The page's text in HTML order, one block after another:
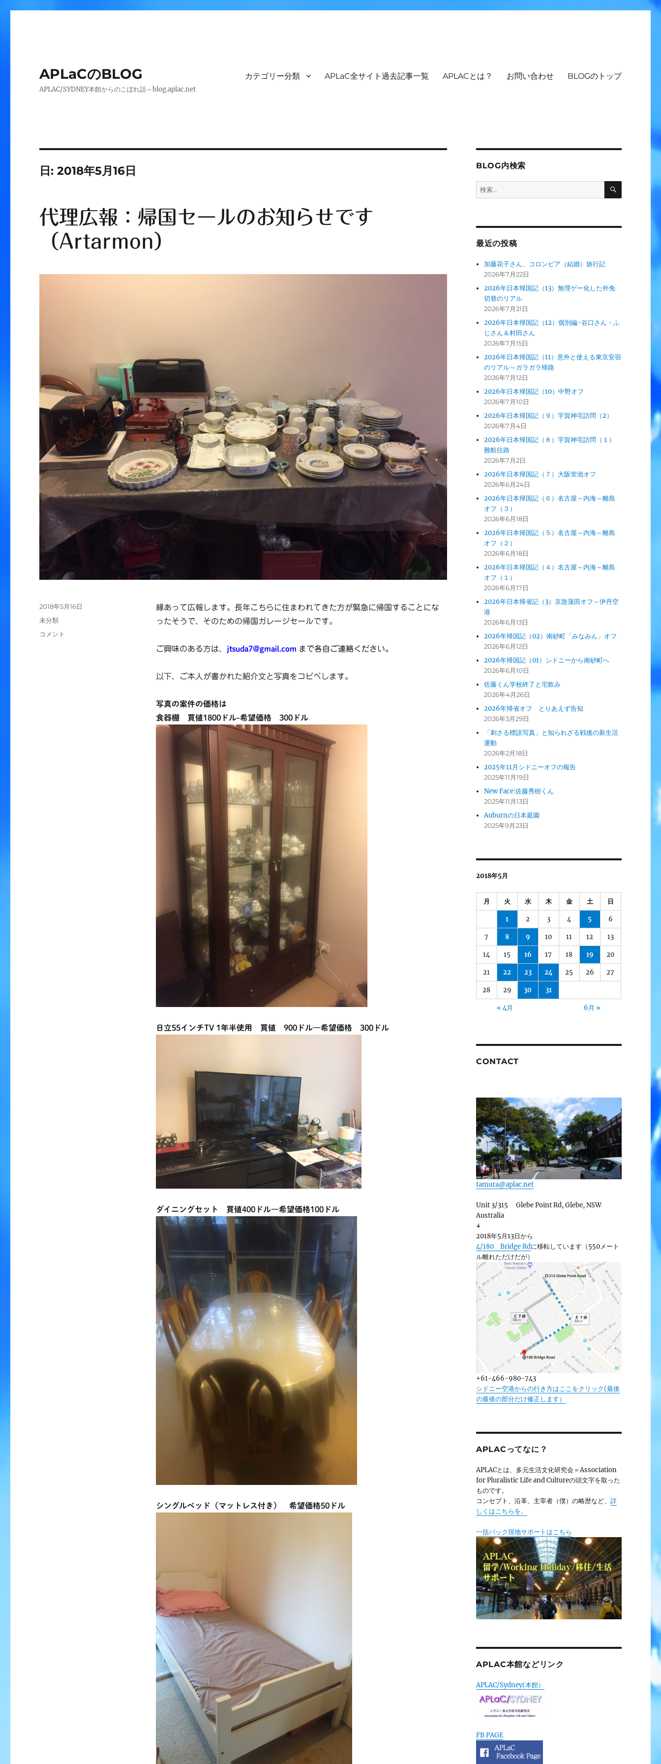
APLaCのBLOG
APLAC/SYDNEY本館からのこぼれ話～blog.aplac.net
カテゴリー分類 APLaC全サイト過去記事一覧 APLACとは？ お問い合わせ BLOGのトップ
日:2018年5月16日
代理広報：帰国セールのお知らせです
（Artarmon）
縁あって広報します。長年こちらに住まわれてきた方が緊急に帰国することにな
ったそうで、そのための帰国ガレージセールです。
ご興味のある方は、 jtsuda7@gmail.com まで各自ご連絡ください。
以下、ご本人が書かれた紹介文と写真をコピペします。
写真の案件の価格は
食器棚 買値1800ドル-希望価格 300ドル
日立55インチTV 1年半使用 買値 900ドル―希望価格 300ドル
ダイニングセット 買値400ドル―希望価格100ドル
シングルベッド（マットレス付き） 希望価格50ドル
投
稿
2018年5月16日
カ
未分類
代
コメント
BLOG内検索
検
索:
検
最近の投稿
加藤花子さん、コロンビア（結婚）旅行記
2026年7月22日
2026年日本帰国記（13）無理ゲー化した外免
切替のリアル
2026年7月21日
2026年日本帰国記（12）個別編-谷口さん・ふ
じさん＆村田さん
2026年7月15日
2026年日本帰国記（11）意外と使える東京安宿
のリアル～ガラガラ帰路
2026年7月12日
2026年日本帰国記（10）中野オフ
2026年7月10日
2026年日本帰国記（９）宇賀神宅訪問（2）
2026年7月4日
2026年日本帰国記（８）宇賀神宅訪問（１）
難航往路
2026年7月2日
2026年日本帰国記（７）大阪蛍池オフ
2026年6月24日
2026年日本帰国記（６）名古屋～内海～離島
オフ（３）
2026年6月18日
2026年日本帰国記（５）名古屋～内海～離島
オフ（２）
2026年6月18日
2026年日本帰国記（４）名古屋～内海～離島
オフ（１）
2026年6月17日
2026年日本帰省記（3）京急蒲田オフ～伊丹空
港
2026年6月13日
2026年帰国記（02）南砂町「みなみん」オフ
2026年6月12日
2026年帰国記（01）シドニーから南砂町へ
2026年6月10日
佐藤くん学校終了と宅飲み
2026年4月26日
2026年帰省オフ とりあえず告知
2026年3月29日
「刺さる標語写真」と知られざる戦後の新生活
運動
2026年2月18日
2025年11月シドニーオフの報告
2025年11月19日
New Face:佐藤秀樹くん
2025年11月13日
Auburnの日本庭園
2025年9月23日
2018年5月
月 火 水 木 金 土 日
1 2 3 4 5 6
7 8 9 10 11 12 13
14 15 16 17 18 19 20
21 22 23 24 25 26 27
28 29 30 31
« 4月 6月 »
CONTACT
tamura@aplac.net
Unit 3/315 Glebe Point Rd, Glebe, NSW
Australia
↓
2018年5月13日から
4/180 Bridge Rdに移転しています（550メート
ル離れただけだが）
+61-466-980-743
シドニー空港からの行き方はここをクリック(最後
の最後の部分だけ修正します）
APLACってなに？
APLACとは、多元生活文化研究会＝Association
for Pluralistic Life and Cultureの頭文字を取った
ものです。
コンセプト、沿革、主宰者（僕）の略歴など、 詳
しくはこちらを。
一括パック現地サポートはこちら
APLAC本館などリンク
APLAC/Sydney(本館）
FB PAGE